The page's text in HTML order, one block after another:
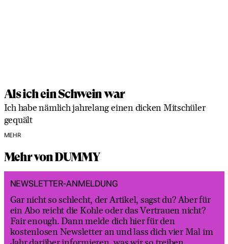
Als ich ein Schwein war
Ich habe nämlich jahrelang einen dicken Mitschüler
gequält
MEHR
Mehr von DUMMY
NEWSLETTER-ANMELDUNG
Gar nicht so schlecht, der Artikel, sagst du? Aber für
ein Abo reicht die Kohle oder das Vertrauen nicht?
Fair enough. Dann melde dich hier für den
kostenlosen Newsletter an und lass dich vier Mal im